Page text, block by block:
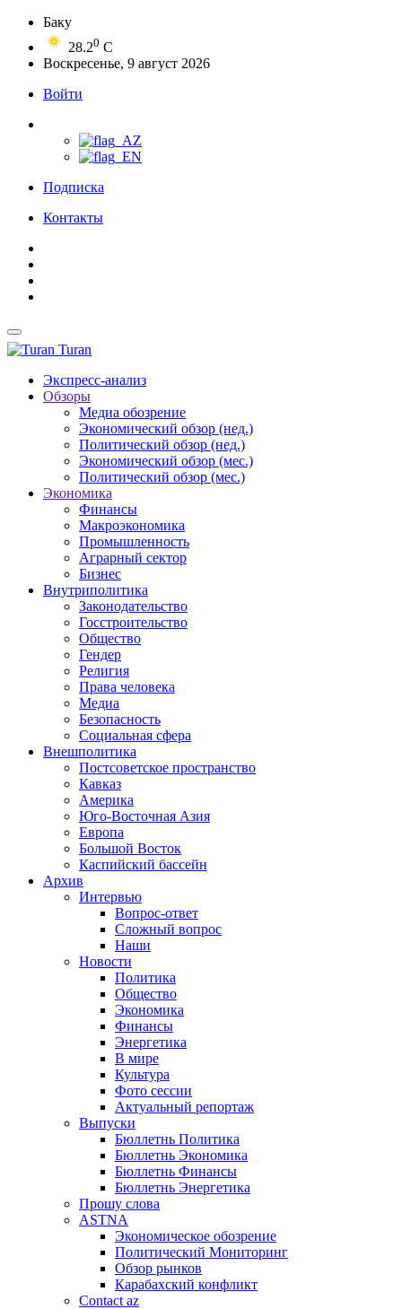
Баку
28.20 C
Воскресенье, 9 август 2026
Войти
Подписка
Контакты
Turan
Экспресс-анализ
Обзоры
Медиа обозрение
Экономический обзор (нед.)
Политический обзор (нед.)
Экономический обзор (мес.)
Политический обзор (мес.)
Экономика
Финансы
Макроэкономика
Промышленность
Аграрный сектор
Бизнес
Внутриполитика
Законодательство
Госстроительство
Общество
Гендер
Религия
Права человека
Медиа
Безопасность
Социальная сфера
Внешполитика
Постсоветское пространство
Кавказ
Америка
Юго-Восточная Азия
Европа
Большой Восток
Каспийский бассейн
Архив
Интервью
Вопрос-ответ
Сложный вопрос
Наши
Новости
Политика
Общество
Экономика
Финансы
Энергетика
В мире
Культура
Фото сессии
Актуальный репортаж
Выпуски
Бюллетнь Политика
Бюллетнь Экономика
Бюллетнь Финансы
Бюллетнь Энергетика
Прошу слова
ASTNA
Экономическое обозрение
Политический Мониторинг
Обзор рынков
Карабахский конфликт
Contact az